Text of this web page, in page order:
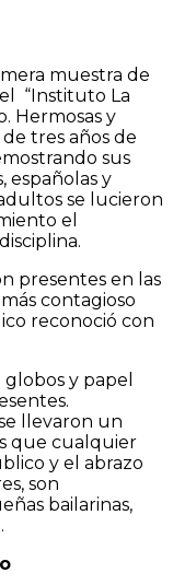
muestra de
“Instituto La
Hermosas y
tres años de
sus
españolas y
se lucieron
el
presentes en las
contagioso
reconoció con
y papel
llevaron un
que cualquier
y el abrazo
son
bailarinas,